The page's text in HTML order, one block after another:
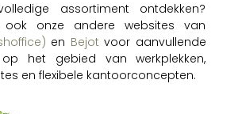
assortiment ontdekken?
ook onze andere websites van
en Bejot voor aanvullende
het gebied van werkplekken,
en flexibele kantoorconcepten.